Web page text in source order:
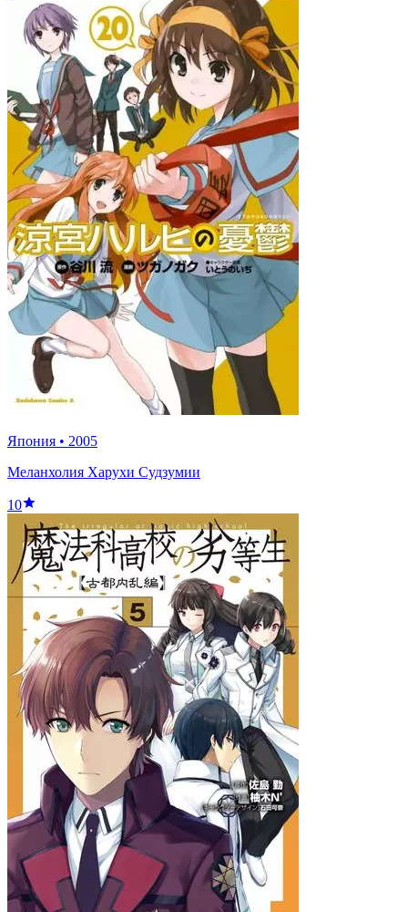
Япония • 2005
Меланхолия Харухи Судзумии
10